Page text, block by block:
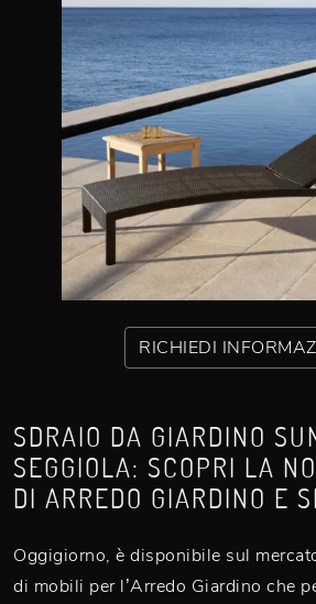
RICHIEDI
SDRAIO DA GIARDINO
SEGGIOLA: SCOPRI LA
DI ARREDO GIARDINO E
Oggigiorno, è disponibile sul
di mobili per l’Arredo Giardino che